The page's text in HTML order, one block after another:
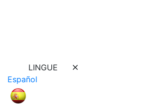
LINGUE
Español